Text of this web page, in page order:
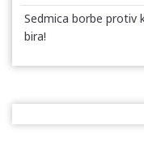
Sedmica borbe protiv
bira!